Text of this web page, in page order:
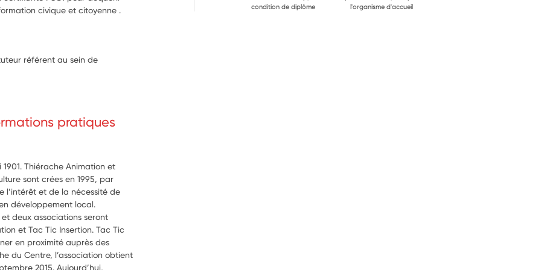
civique et citoyenne .
référent au sein de
pratiques
Thiérache Animation et
sont crées en 1995, par
l’intérêt et de la nécessité de
développement local.
deux associations seront
et Tac Tic Insertion. Tac Tic
en proximité auprès des
du Centre, l’association obtient
2015. Aujourd’hui,
condition de diplôme
l'organisme d'accueil